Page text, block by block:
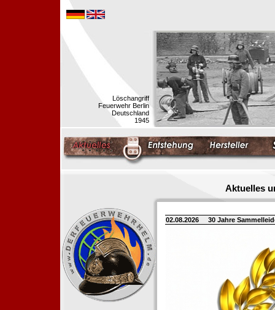
Löschangriff
Feuerwehr Berlin
Deutschland
1945
Aktuelles
02.08.2026 30 Jahre